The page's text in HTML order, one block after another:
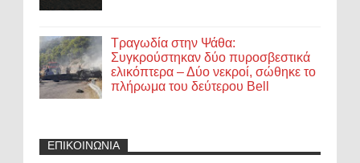
Τραγωδία στην Ψάθα:
Συγκρούστηκαν δύο πυροσβεστικά
ελικόπτερα – Δύο νεκροί, σώθηκε το
πλήρωμα του δεύτερου Bell
ΕΠΙΚΟΙΝΩΝΙΑ